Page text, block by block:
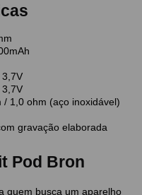
3,7V
3,7V
1,0 ohm (aço inoxidável)
gravação elaborada
Pod Bron
quem busca um aparelho